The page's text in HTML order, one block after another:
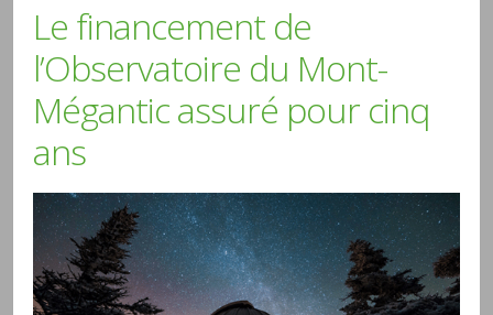
Le financement de
l’Observatoire du Mont-
Mégantic assuré pour cinq
ans